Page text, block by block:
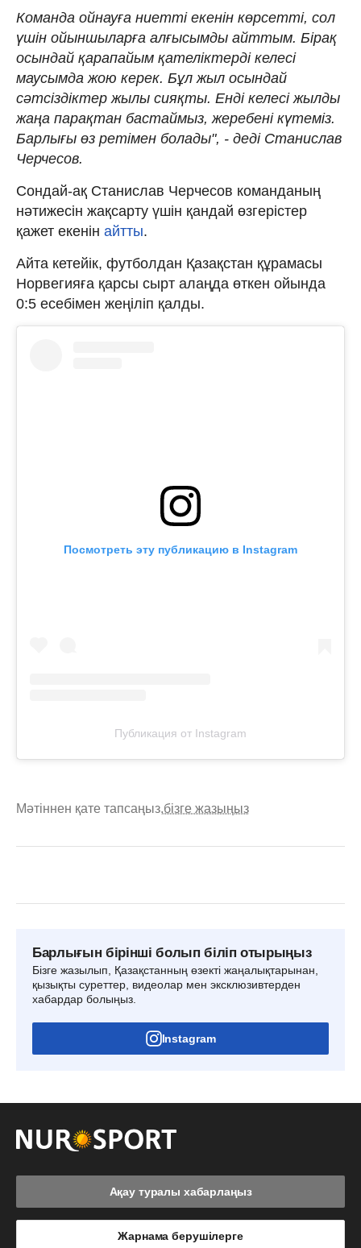
Команда ойнауға ниетті екенін көрсетті, сол
үшін ойыншыларға алғысымды айттым. Бірақ
осындай қарапайым қателіктерді келесі
маусымда жою керек. Бұл жыл осындай
сәтсіздіктер жылы сияқты. Енді келесі жылды
жаңа парақтан бастаймыз, жеребені күтеміз.
Барлығы өз ретімен болады", - деді Станислав
Черчесов.
Сондай-ақ Станислав Черчесов команданың
нәтижесін жақсарту үшін қандай өзгерістер
қажет екенін айтты.
Айта кетейік, футболдан Қазақстан құрамасы
Норвегияға қарсы сырт алаңда өткен ойында
0:5 есебімен жеңіліп қалды.
Посмотреть эту публикацию в Instagram
Публикация от Instagram
Мәтіннен қате тапсаңыз,бізге жазыңыз
Барлығын бірінші болып біліп отырыңыз
Бізге жазылып, Қазақстанның өзекті жаңалықтарынан,
қызықты суреттер, видеолар мен эксклюзивтерден
хабардар болыңыз.
Instagram
Ақау туралы хабарлаңыз
Жарнама берушілерге